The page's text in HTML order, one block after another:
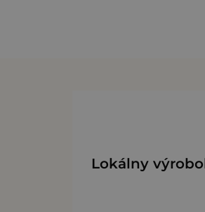
Lokálny